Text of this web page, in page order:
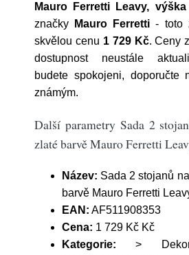
Mauro Ferretti Leavy,
značky
Mauro Ferretti - toto
skvělou cenu 1 729 Kč. Ceny
dostupnost neustále
budete spokojeni, doporučte
známým.
Další parametry Sada 2
zlaté barvě Mauro Ferretti
Název: Sada 2 stojanů
barvě Mauro Ferretti
EAN: AF511908353
Cena: 1 729 Kč Kč
Kategorie: >